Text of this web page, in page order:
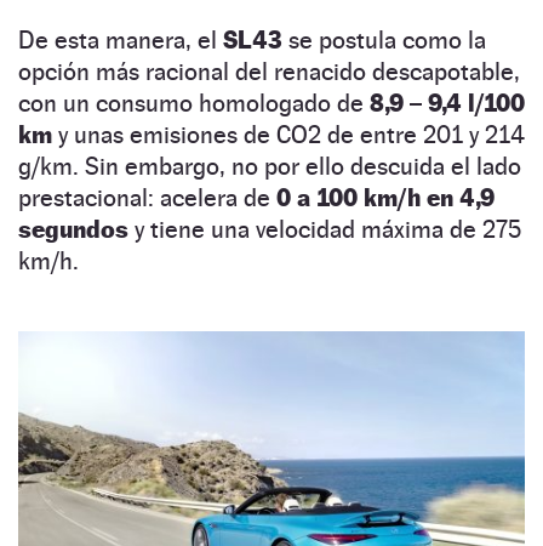
De esta manera, el SL43 se postula como la
opción más racional del renacido descapotable,
con un consumo homologado de 8,9 – 9,4 l/100
km y unas emisiones de CO2 de entre 201 y 214
g/km. Sin embargo, no por ello descuida el lado
prestacional: acelera de 0 a 100 km/h en 4,9
segundos y tiene una velocidad máxima de 275
km/h.